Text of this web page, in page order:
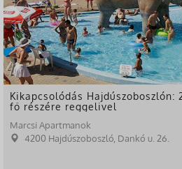
Kikapcsolódás Hajdúszoboszlón:
fő részére reggelivel
Marcsi Apartmanok
4200 Hajdúszoboszló, Dankó u. 26.